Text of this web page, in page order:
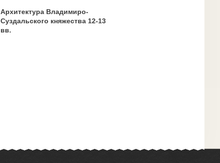
Архитектура Владимиро-
Суздальского княжества 12-13
вв.